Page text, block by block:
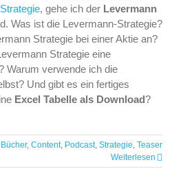
, gehe ich der Levermann
Was ist die Levermann-Strategie?
Strategie bei einer Aktie an?
Strategie eine
Warum verwende ich die
Und gibt es ein fertiges
Excel Tabelle als Download?
Bücher, Content, Podcast, Strategie, Teaser
Weiterlesen